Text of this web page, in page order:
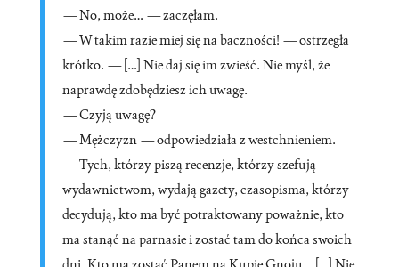
—No, może… —zaczęłam.
—W takim razie miej się na baczności! —ostrzegła
krótko. — […] Nie daj się im zwieść. Nie myśl, że
naprawdę zdobędziesz ich uwagę.
—Czyją uwagę?
—Mężczyzn —odpowiedziała z westchnieniem.
—Tych, którzy piszą recenzje, którzy szefują
wydawnictwom, wydają gazety, czasopisma, którzy
decydują, kto ma być potraktowany poważnie, kto
ma stanąć na parnasie i zostać tam do końca swoich